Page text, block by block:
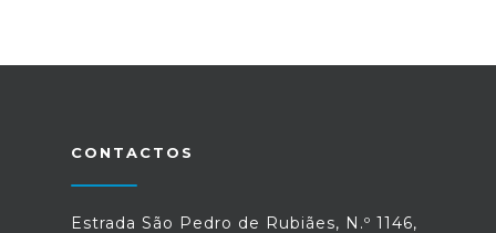
CONTACTOS
Estrada São Pedro de Rubiães, N.º 1146,